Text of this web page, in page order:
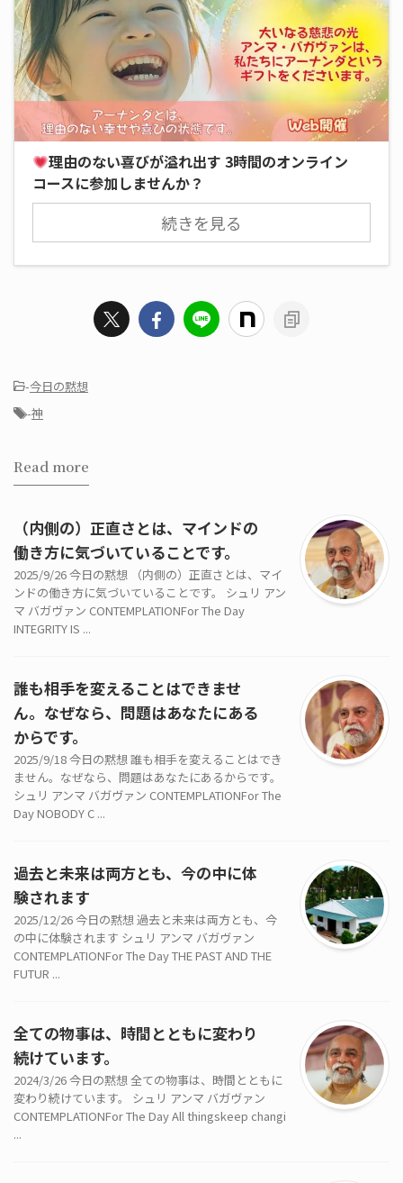
理由のない喜びが溢れ出す 3時間のオンライン
コースに参加しませんか？
続きを見る
-今日の黙想
-神
Read more
（内側の）正直さとは、マインドの
働き方に気づいていることです。
2025/9/26 今日の黙想 （内側の）正直さとは、マイ
ンドの働き方に気づいていることです。 シュリ アン
マ バガヴァン CONTEMPLATIONFor The Day
INTEGRITY IS ...
誰も相手を変えることはできませ
ん。なぜなら、問題はあなたにある
からです。
2025/9/18 今日の黙想 誰も相手を変えることはでき
ません。なぜなら、問題はあなたにあるからです。
シュリ アンマ バガヴァン CONTEMPLATIONFor The
Day NOBODY C ...
過去と未来は両方とも、今の中に体
験されます
2025/12/26 今日の黙想 過去と未来は両方とも、今
の中に体験されます シュリ アンマ バガヴァン
CONTEMPLATIONFor The Day THE PAST AND THE
FUTUR ...
全ての物事は、時間とともに変わり
続けています。
2024/3/26 今日の黙想 全ての物事は、時間とともに
変わり続けています。 シュリ アンマ バガヴァン
CONTEMPLATIONFor The Day All thingskeep changi
...